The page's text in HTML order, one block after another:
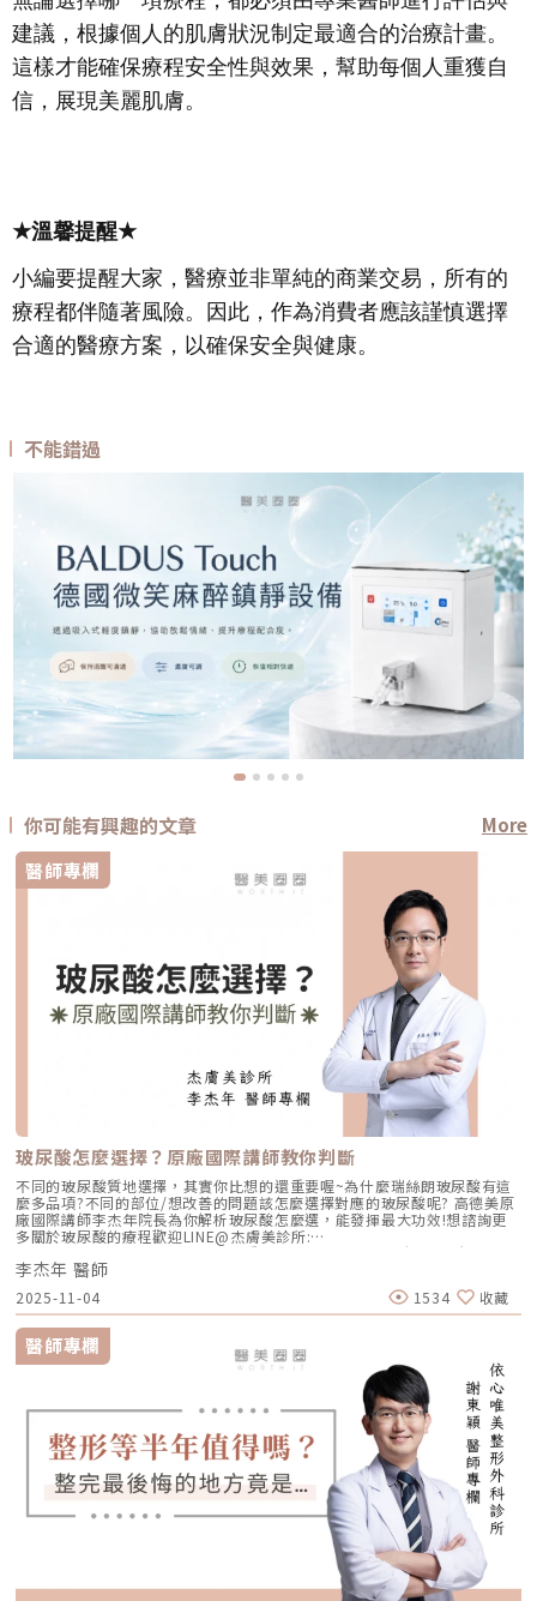
建議，根據個人的肌膚狀況制定最適合的治療計畫。
這樣才能確保療程安全性與效果，幫助每個人重獲自
信，展現美麗肌膚。
★溫馨提醒★
小編要提醒大家，醫療並非單純的商業交易，所有的
療程都伴隨著風險。因此，作為消費者應該謹慎選擇
合適的醫療方案，以確保安全與健康。
不能錯過
你可能有興趣的文章
More
醫師專欄
玻尿酸怎麼選擇？原廠國際講師教你判斷
不同的玻尿酸質地選擇，其實你比想的還重要喔~為什麼瑞絲朗玻尿酸有這
麼多品項?不同的部位/想改善的問題該怎麼選擇對應的玻尿酸呢? 高德美原
廠國際講師李杰年院長為你解析玻尿酸怎麼選，能發揮最大功效!想諮詢更
多關於玻尿酸的療程歡迎LINE@杰膚美診所:
https://page.line.me/xhc2941b重點摘要：00:11 玻尿酸作用介紹00:47
玻尿酸分為三大類型02:09 迷思一、玻尿酸打哪裡都可以？02:36 迷思二、
打完下巴蘋果肌看起來怪怪的？03:30 迷思三、臉部鬆弛只能做拉皮嗎？
05:00 總結LINE官方帳號一對一咨詢👉https://reurl.cc/x3EQZN歡迎訂閱
我的頻道👉https://reurl.cc/nY51k8關注杰膚美診所FB👉
https://reurl.cc/XQljva杰膚美診所官網👉https://jfmskin.com/關注李杰
年醫師FB👉https://reurl.cc/Mzk0nm杰膚美診所地址：104台北市中山區
復興北路50號2樓電話：02-8772-6625
李杰年 醫師
2025-11-04 1534 收藏
醫師專欄